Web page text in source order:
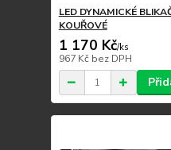
LED DYNAMICKÉ
KOUŘOVÉ
1 170 Kč/ks
967 Kč bez DPH